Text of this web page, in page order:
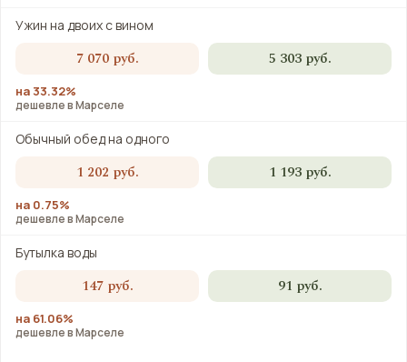
Ужин на двоих с вином
7 070 руб. 5 303 руб.
на 33.32%
дешевле в Марселе
Обычный обед на одного
1 202 руб. 1 193 руб.
на 0.75%
дешевле в Марселе
Бутылка воды
147 руб. 91 руб.
на 61.06%
дешевле в Марселе